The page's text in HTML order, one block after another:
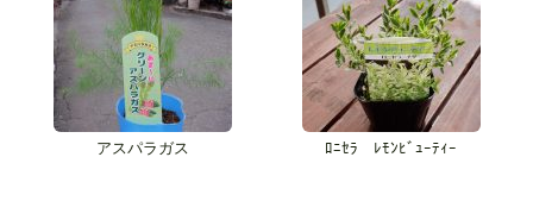
アスパラガス ﾛﾆｾﾗ ﾚﾓﾝﾋﾞｭｰﾃｨｰ